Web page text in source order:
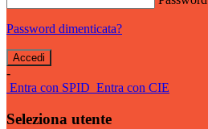
Password dimenticata?
-
Entra con SPID Entra con CIE
Seleziona utente